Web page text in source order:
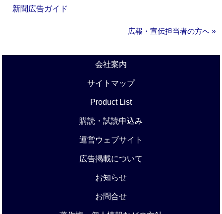
新聞広告ガイド
広報・宣伝担当者の方へ »
会社案内
サイトマップ
Product List
購読・試読申込み
運営ウェブサイト
広告掲載について
お知らせ
お問合せ